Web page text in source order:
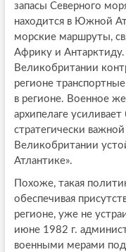
запасы Северного
находится в Южной
морские маршруты,
Африку и
Великобритании
регионе
в регионе. Военное
архипелаге
стратегически
Великобритании
Атлантике».
Похоже, такая
обеспечивая
регионе, уже не
июне 1982 г.
военными мерами